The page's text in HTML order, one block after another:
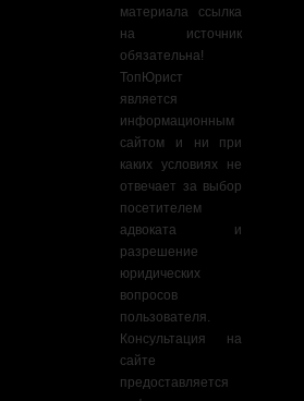
материала ссылка
на источник
обязательна!
ТопЮрист
является
информационным
сайтом и ни при
каких условиях не
отвечает за выбор
посетителем
адвоката и
разрешение
юридических
вопросов
пользователя.
Консультация на
сайте
предоставляется